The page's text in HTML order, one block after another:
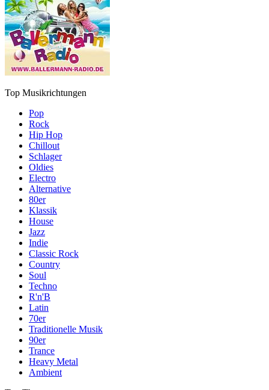
Top Musikrichtungen
Pop
Rock
Hip Hop
Chillout
Schlager
Oldies
Electro
Alternative
80er
Klassik
House
Jazz
Indie
Classic Rock
Country
Soul
Techno
R'n'B
Latin
70er
Traditionelle Musik
90er
Trance
Heavy Metal
Ambient